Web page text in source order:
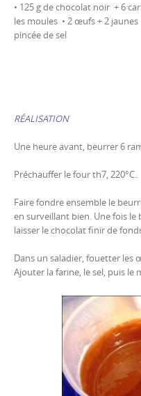
• 125 g de chocolat noir + 6
les moules • 2 œufs + 2
pincée de sel
RÉALISATION
Une heure avant, beurrer 6
Préchauffer le four th7, 220°C.
Faire fondre ensemble le
en surveillant bien. Une fois
laisser le chocolat finir de
Dans un saladier, fouetter les
Ajouter la farine, le sel, puis le